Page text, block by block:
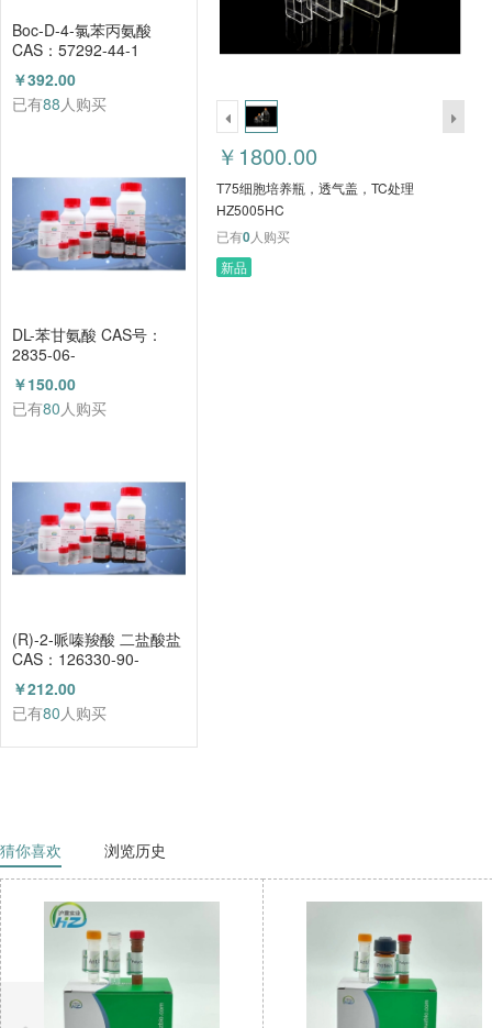
Boc-D-4-氯苯丙氨酸
CAS：57292-44-1
（HZ52015591）
￥392.00
已有88人购买
DL-苯甘氨酸 CAS号：
2835-06-
5（HZ52000788）
￥150.00
已有80人购买
(R)-2-哌嗪羧酸 二盐酸盐
CAS：126330-90-
3（HZ52003684）
￥212.00
已有80人购买
￥1800.00
T75细胞培养瓶，透气盖，TC处理
HZ5005HC
已有0人购买
新品
猜你喜欢 浏览历史